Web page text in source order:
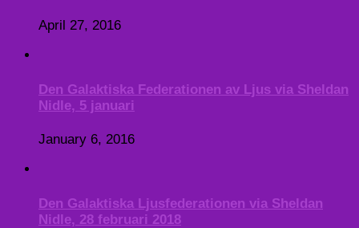
April 27, 2016
Den Galaktiska Federationen av Ljus via Sheldan
Nidle, 5 januari
January 6, 2016
Den Galaktiska Ljusfederationen via Sheldan
Nidle, 28 februari 2018